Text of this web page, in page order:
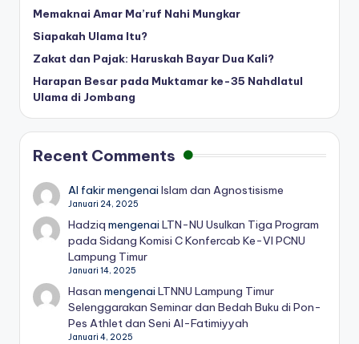
Memaknai Amar Ma’ruf Nahi Mungkar
Siapakah Ulama Itu?
Zakat dan Pajak: Haruskah Bayar Dua Kali?
Harapan Besar pada Muktamar ke-35 Nahdlatul
Ulama di Jombang
Recent Comments
Al fakirmengenaiIslam dan Agnostisisme
Januari 24, 2025
Hadziq mengenaiLTN-NU Usulkan Tiga Program
pada Sidang Komisi C Konfercab Ke-VI PCNU
Lampung Timur
Januari 14, 2025
Hasan mengenaiLTNNU Lampung Timur
Selenggarakan Seminar dan Bedah Buku di Pon-
Pes Athlet dan Seni Al-Fatimiyyah
Januari 4, 2025